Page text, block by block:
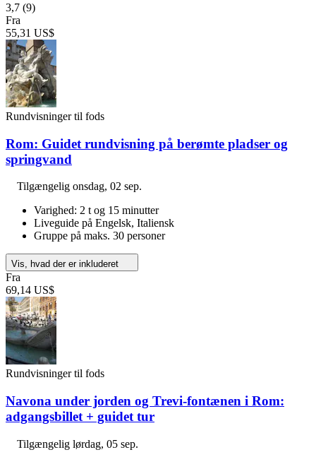
3,7 (9)
Fra
55,31 US$
Rundvisninger til fods
Rom: Guidet rundvisning på berømte pladser og
springvand
Tilgængelig onsdag, 02 sep.
Varighed: 2 t og 15 minutter
Liveguide på Engelsk, Italiensk
Gruppe på maks. 30 personer
Vis, hvad der er inkluderet
Fra
69,14 US$
Rundvisninger til fods
Navona under jorden og Trevi-fontænen i Rom:
adgangsbillet + guidet tur
Tilgængelig lørdag, 05 sep.